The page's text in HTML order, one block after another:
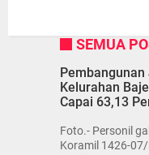
SEMUA
Kelurahan
Capai 63,13
Foto.- Personil
Koramil 1426-